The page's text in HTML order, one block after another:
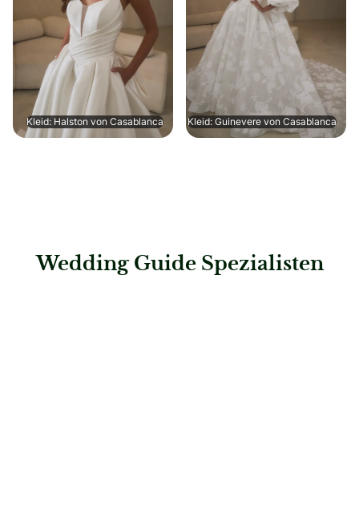
Kleid: Halston von Casablanca Kleid: Guinevere von Casablanca
Wedding Guide Spezialisten